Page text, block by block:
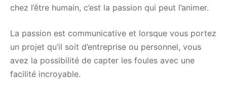
chez l’être humain, c’est la passion qui peut l’animer.
La passion est communicative et lorsque vous portez
un projet qu’il soit d’entreprise ou personnel, vous
avez la possibilité de capter les foules avec une
facilité incroyable.